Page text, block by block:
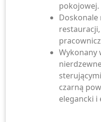
pokojowej.
Doskonale
Wykonany
czarną
elegancki i